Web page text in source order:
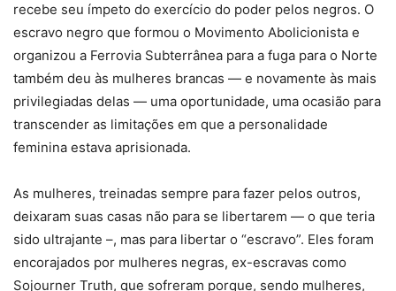
recebe seu ímpeto do exercício do poder pelos negros. O
escravo negro que formou o Movimento Abolicionista e
organizou a Ferrovia Subterrânea para a fuga para o Norte
também deu às mulheres brancas — e novamente às mais
privilegiadas delas — uma oportunidade, uma ocasião para
transcender as limitações em que a personalidade
feminina estava aprisionada.
As mulheres, treinadas sempre para fazer pelos outros,
deixaram suas casas não para se libertarem — o que teria
sido ultrajante –, mas para libertar o “escravo”. Eles foram
encorajados por mulheres negras, ex-escravas como
Sojourner Truth, que sofreram porque, sendo mulheres,